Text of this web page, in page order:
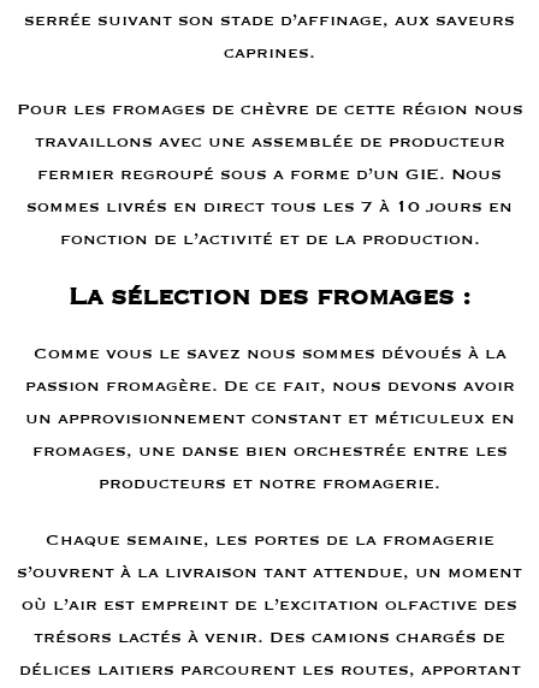
serrée suivant son stade d’affinage, aux saveurs
caprines.
Pour les fromages de chèvre de cette région nous
travaillons avec une assemblée de producteur
fermier regroupé sous a forme d’un GIE. Nous
sommes livrés en direct tous les 7 à 10 jours en
fonction de l’activité et de la production.
La sélection des fromages :
Comme vous le savez nous sommes dévoués à la
passion fromagère. De ce fait, nous devons avoir
un approvisionnement constant et méticuleux en
fromages, une danse bien orchestrée entre les
producteurs et notre fromagerie.
Chaque semaine, les portes de la fromagerie
s’ouvrent à la livraison tant attendue, un moment
où l’air est empreint de l’excitation olfactive des
trésors lactés à venir. Des camions chargés de
délices laitiers parcourent les routes, apportant